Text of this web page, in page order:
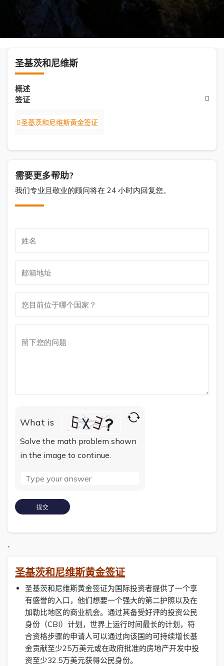
圣基茨和尼维斯
概述
签证
圣基茨和尼维斯黄金签证
需要更多帮助?
我们专业且敬业的顾问将在 24 小时内回复您。
What is
Solve the math problem shown
in the image to continue.
`
圣基茨和尼维斯黄金签证
圣基茨和尼维斯黄金签证为国际投资者提供了一个享
有盛誉的入口，他们想要一个强大的第二护照以及在
加勒比地区的商业机会。通过其备受好评的投资公民
身份（CBI）计划，世界上运行时间最长的计划，符
合资格步骤的申请人可以通过向该国的可持续增长基
金贡献至少25万美元或在政府批准的房地产开发中投
资至少32.5万美元获得公民身份。